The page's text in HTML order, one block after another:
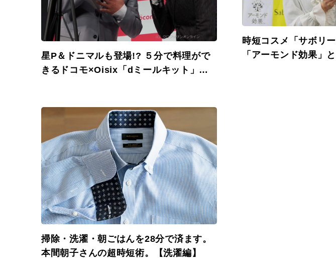
星P＆ドニマルも登場!? ５分で料理がで
きるドコモ×Oisix「dミールキット」発
時短コスメ「サボリ
「アーモンド効果」
掃除・洗濯・朝ごはんを28分で済ます。
本間朝子さんの超時短術。【洗濯編】